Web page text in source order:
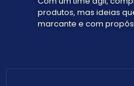
produtos, mas ideias
marcante e com